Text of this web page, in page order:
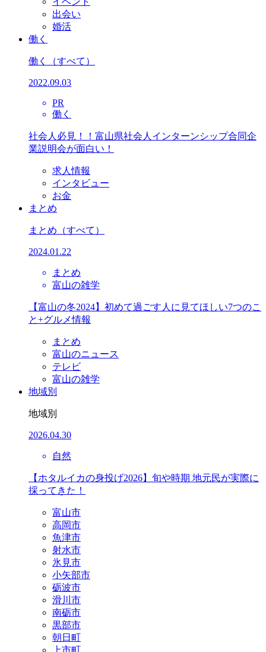
出会い
婚活
働く
働く （すべて）
2022.09.03
PR
働く
社会人必見！！富山県社会人インターンシップ合同企
業説明会が面白い！
求人情報
インタビュー
お金
まとめ
まとめ （すべて）
2024.01.22
まとめ
富山の雑学
【富山の冬2024】初めて過ごす人に見てほしい7つのこ
と+グルメ情報
まとめ
富山のニュース
テレビ
富山の雑学
地域別
地域別
2026.04.30
自然
【ホタルイカの身投げ2026】旬や時期 地元民が実際に
採ってきた！
富山市
高岡市
魚津市
射水市
氷見市
小矢部市
砺波市
滑川市
南砺市
黒部市
朝日町
上市町